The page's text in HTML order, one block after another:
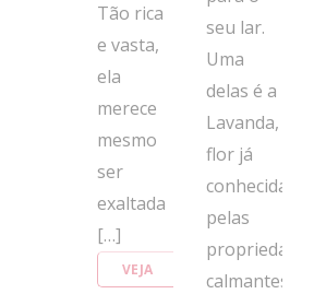
Tão rica
e vasta,
ela
merece
mesmo
ser
exaltada
[…]
VEJA
seu lar.
Uma
delas é a
Lavanda,
flor já
conhecida
pelas
propriedades
calmantes